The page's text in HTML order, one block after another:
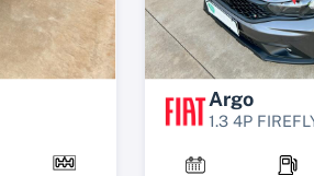
Argo
1.3 4P